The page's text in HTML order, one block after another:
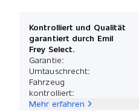
Kontrolliert und Qualität
garantiert durch Emil
Frey Select.
Garantie:
Umtauschrecht:
Fahrzeug
kontrolliert:
Mehr erfahren